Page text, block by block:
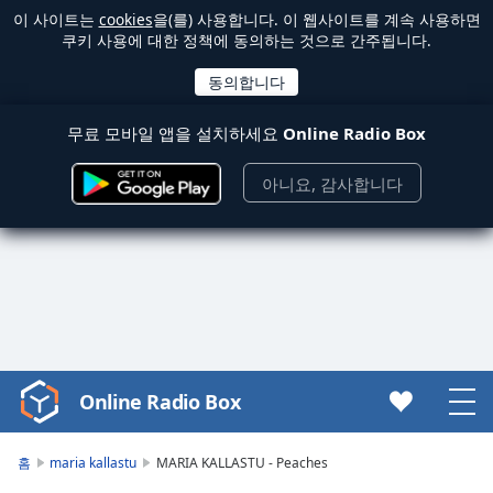
이 사이트는 cookies을(를) 사용합니다. 이 웹사이트를 계속 사용하면
쿠키 사용에 대한 정책에 동의하는 것으로 간주됩니다.
무료 모바일 앱을 설치하세요 Online Radio Box
아니요, 감사합니다
Video
Player
Online Radio Box
홈 maria kallastu MARIA KALLASTU - Peaches